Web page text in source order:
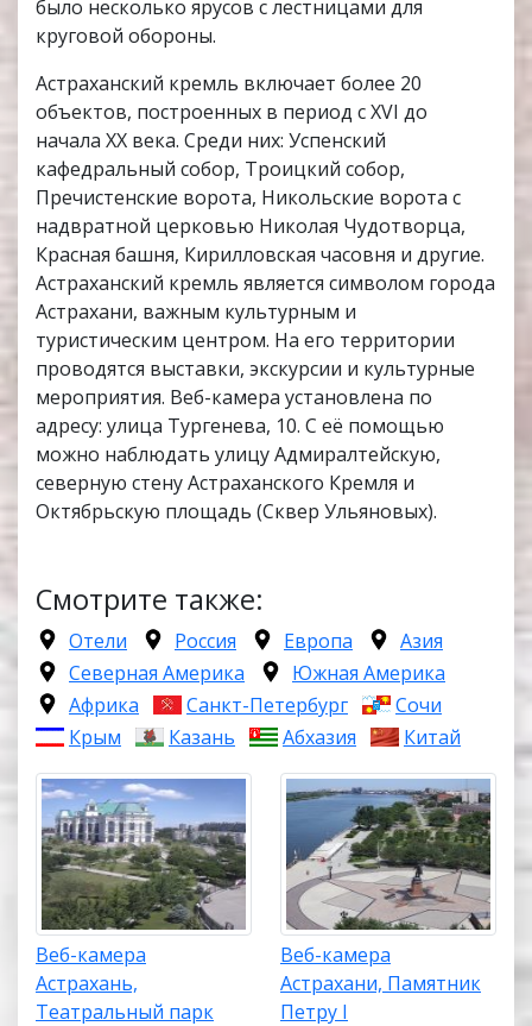
было несколько ярусов с лестницами для
круговой обороны.
Астраханский кремль включает более 20
объектов, построенных в период с XVI до
начала XX века. Среди них: Успенский
кафедральный собор, Троицкий собор,
Пречистенские ворота, Никольские ворота с
надвратной церковью Николая Чудотворца,
Красная башня, Кирилловская часовня и другие.
Астраханский кремль является символом города
Астрахани, важным культурным и
туристическим центром. На его территории
проводятся выставки, экскурсии и культурные
мероприятия. Веб-камера установлена по
адресу: улица Тургенева, 10. С её помощью
можно наблюдать улицу Адмиралтейскую,
северную стену Астраханского Кремля и
Октябрьскую площадь (Сквер Ульяновых).
Смотрите также:
Отели Россия Европа
Азия
Северная Америка
Южная Америка
Африка
Санкт-Петербург
Сочи
Крым
Казань Абхазия Китай
Веб-камера
Астрахань,
Театральный парк
Веб-камера
Астрахани, Памятник
Петру I